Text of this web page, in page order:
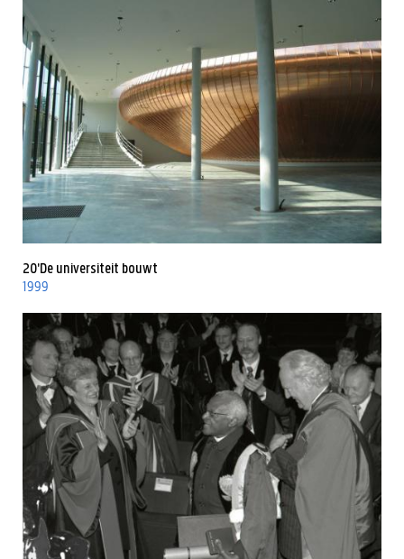
20'De universiteit bouwt
1999